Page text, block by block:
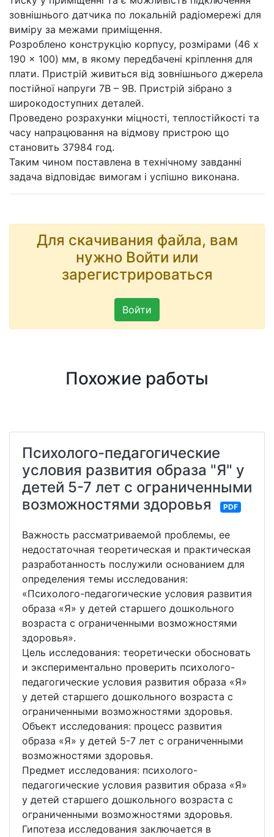
зовнішнього датчика по локальній радіомережі для
виміру за межами приміщення.
Розроблено конструкцію корпусу, розмірами (46 x
190 x 100) мм, в якому передбачені кріплення для
плати. Пристрій живиться від зовнішнього джерела
постійної напруги 7В – 9В. Пристрій зібрано з
широкодоступних деталей.
Проведено розрахунки міцності, теплостійкості та
часу напрацювання на відмову пристрою що
становить 37984 год.
Таким чином поставлена в технічному завданні
задача відповідає вимогам і успішно виконана.
Для скачивания файла, вам
нужно Войти или
зарегистрироваться
Войти
Похожие работы
Психолого-педагогические
условия развития образа "Я" у
детей 5-7 лет с ограниченными
возможностями здоровья
PDF
Важность рассматриваемой проблемы, ее
недостаточная теоретическая и практическая
разработанность послужили основанием для
определения темы исследования:
«Психолого-педагогические условия развития
образа «Я» у детей старшего дошкольного
возраста с ограниченными возможностями
здоровья».
Цель исследования: теоретически обосновать
и экспериментально проверить психолого-
педагогические условия развития образа «Я»
у детей старшего дошкольного возраста с
ограниченными возможностями здоровья.
Объект исследования: процесс развития
образа «Я» у детей 5-7 лет с ограниченными
возможностями здоровья.
Предмет исследования: психолого-
педагогические условия развития образа «Я»
у детей старшего дошкольного возраста с
ограниченными возможностями здоровья.
Гипотеза исследования заключается в